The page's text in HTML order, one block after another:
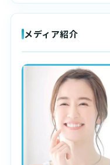
メディア紹介